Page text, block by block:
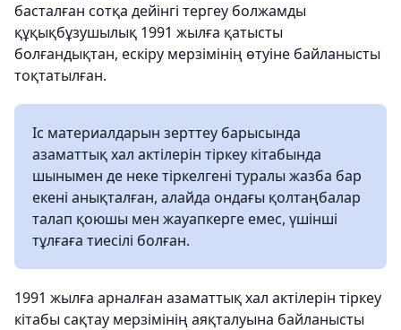
басталған сотқа дейінгі тергеу болжамды
құқықбұзушылық 1991 жылға қатысты
болғандықтан, ескіру мерзімінің өтуіне байланысты
тоқтатылған.
Іс материалдарын зерттеу барысында
азаматтық хал актілерін тіркеу кітабында
шынымен де неке тіркелгені туралы жазба бар
екені анықталған, алайда ондағы қолтаңбалар
талап қоюшы мен жауапкерге емес, үшінші
тұлғаға тиесілі болған.
1991 жылға арналған азаматтық хал актілерін тіркеу
кітабы сақтау мерзімінің аяқталуына байланысты